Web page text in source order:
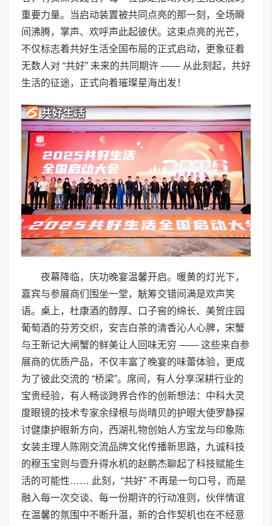
重要力量。当启动装置被共同点亮的那一刻，全场瞬
间沸腾，掌声、欢呼声此起彼伏。这束点亮的光芒，
不仅标志着共好生活全国布局的正式启动，更象征着
无数人对 “共好” 未来的共同期许 —— 从此刻起，共好
生活的征途，正式向着璀璨星海出发！
夜幕降临，庆功晚宴温馨开启。暖黄的灯光下，
嘉宾与参展商们围坐一堂，觥筹交错间满是欢声笑
语。桌上，杜康酒的醇厚、口子窖的绵长、美贺庄园
葡萄酒的芬芳交织，安吉白茶的清香沁人心脾，宋蟹
与王新记大闸蟹的鲜美让人回味无穷 —— 这些来自参
展商的优质产品，不仅丰富了晚宴的味蕾体验，更成
为了彼此交流的 “桥梁”。席间，有人分享深耕行业的
宝贵经验，有人畅谈跨界合作的创新想法：中科大灵
度眼镜的技术专家余绿根与尚晴贝的护眼大使罗静探
讨健康护眼新方向，西湖礼物创始人方宝龙与印象陈
女装主理人陈刚交流品牌文化传播新思路，九诚科技
的穆玉宝则与壹升得水机的赵鹏杰聊起了科技赋能生
活的可能性…… 此刻，“共好” 不再是一句口号，而是
融入每一次交谈、每一份期许的行动准则，伙伴情谊
在温馨的氛围中不断升温，新的合作契机也在不经意